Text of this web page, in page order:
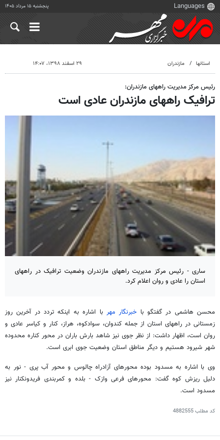
پنجشنبه ۱۵ مرداد ۱۴۰۵
استانها مازندران ۲۹ اسفند ۱۳۹۸، ۱۴:۰۷
رئیس مرکز مدیریت راههای مازندران:
ترافیک راههای مازندران عادی است
ساری - رئیس مرکز مدیریت راههای مازندران وضعیت ترافیک در راههای
استان را عادی و روان اعلام کرد.
محسن هاشمی در گفتگو با خبرنگار مهر با اشاره به اینکه تردد در آخرین روز
زمستانی در راههای استان از جمله کندوان، سوادکوه، هراز، کنار و کیاسر عادی و
روان است، اظهار داشت: از نظر جوی نیز شاهد بارش باران در محور کناره محدوده
شهر شیرود هستیم و دیگر مناطق استان وضعیت جوی ابری است.
وی با اشاره به مسدود بوده محورهای آزادراه چالوس و محور آب پری - نور به
دلیل ریزش کوه گفت: محورهای فرعی وازک - بلده و کمربندی فریدونکنار نیز
مسدود است.
کد مطلب4882555